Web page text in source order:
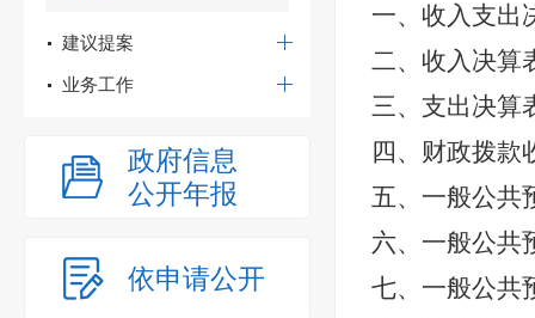
建议提案
业务工作
政府信息
公开年报
依申请公开
一、 收入支出
二、收入决算
三、支出决算
四、 财政拨款
五、一般公共
六、一般公共
七、一般公共